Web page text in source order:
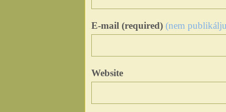
E-mail (required) (nem
Website